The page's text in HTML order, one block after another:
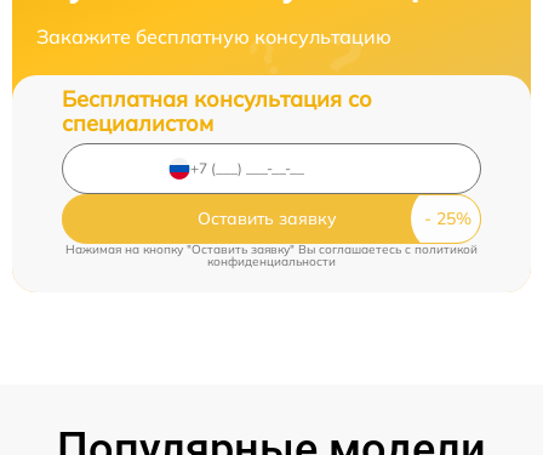
Закажите бесплатную консультацию
Бесплатная консультация со
специалистом
Оставить заявку
Нажимая на кнопку "Оставить заявку" Вы соглашаетесь cполитикой
конфиденциальности